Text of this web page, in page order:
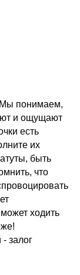
Мы понимаем,
и ощущают
есть
их
быть
что
ходить
залог